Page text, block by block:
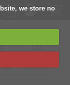
we store no
date
next orders